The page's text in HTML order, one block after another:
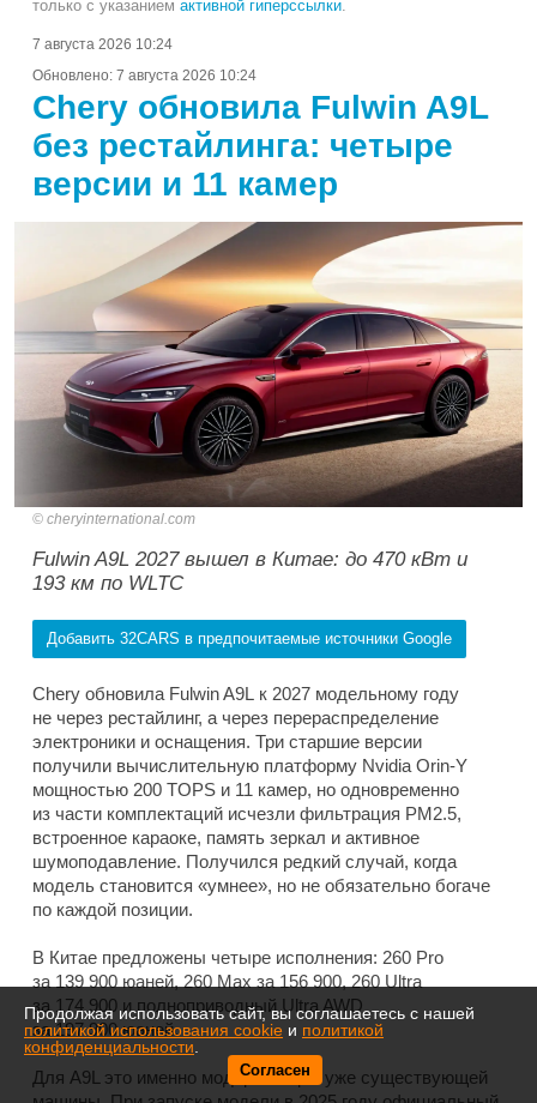
только с указанием активной гиперссылки
7 августа 2026 10:24
Обновлено: 7 августа 2026 10:24
Chery обновила Fulwin A9L
без рестайлинга: четыре
версии и 11 камер
cheryinternational.com
Fulwin A9L 2027 вышел в Китае: до 470 кВт и
193 км по WLTC
Добавить 32CARS в предпочитаемые источники Google
Chery обновила Fulwin A9L к 2027 модельному году
не через рестайлинг, а через перераспределение
электроники и оснащения. Три старшие версии
получили вычислительную платформу Nvidia Orin-Y
мощностью 200 TOPS и 11 камер, но одновременно
из части комплектаций исчезли фильтрация PM2.5,
встроенное караоке, память зеркал и активное
шумоподавление. Получился редкий случай, когда
модель становится «умнее», но не обязательно богаче
по каждой позиции.
В Китае предложены четыре исполнения: 260 Pro
за 139 900 юаней, 260 Max за 156 900, 260 Ultra
за 174 900 и полноприводный Ultra AWD
за 197 900 юаней.
Для A9L это именно модернизация уже существующей
Продолжая использовать сайт, вы соглашаетесь с нашей
политикой использования cookie и политикой
конфиденциальности
Согласен